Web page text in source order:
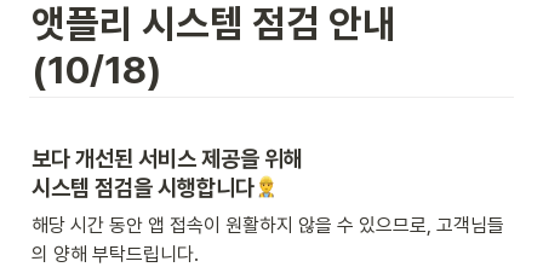
앳플리 시스템 점검 안내
(10/18)
보다 개선된 서비스 제공을 위해
시스템 점검을 시행합니다
해당 시간 동안 앱 접속이 원활하지 않을 수 있으므로, 고객님들
의 양해 부탁드립니다.